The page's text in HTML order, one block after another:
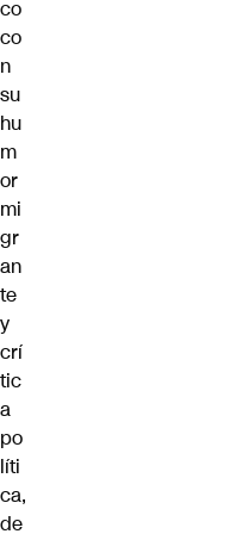
co
co
n
su
hu
m
or
mi
gr
an
te
y
crí
tic
a
po
líti
ca,
de